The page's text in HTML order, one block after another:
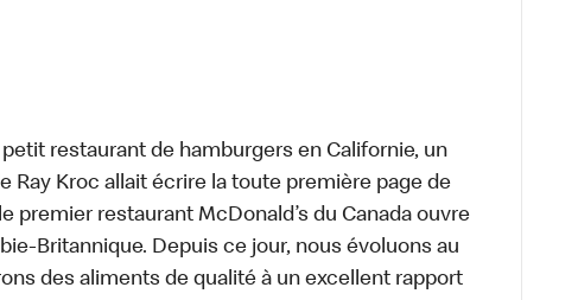
restaurant de hamburgers en Californie, un
Ray Kroc allait écrire la toute première page de
premier restaurant McDonald’s du Canada ouvre
Britannique. Depuis ce jour, nous évoluons au
des aliments de qualité à un excellent rapport